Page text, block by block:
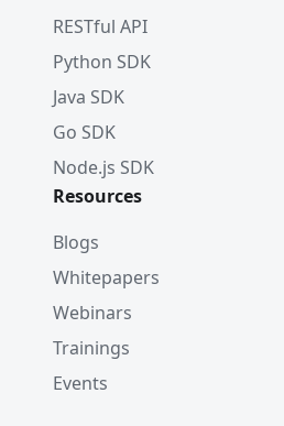
RESTful API
Python SDK
Java SDK
Go SDK
Node.js SDK
Resources
Blogs
Whitepapers
Webinars
Trainings
Events